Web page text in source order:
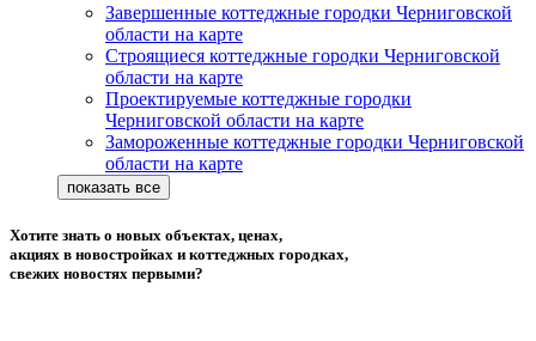
Завершенные коттеджные городки Черниговской
области на карте
Строящиеся коттеджные городки Черниговской
области на карте
Проектируемые коттеджные городки
Черниговской области на карте
Замороженные коттеджные городки Черниговской
области на карте
Хотите знать о новых объектах, ценах,
акциях в новостройках и коттеджных городках,
свежих новостях первыми?